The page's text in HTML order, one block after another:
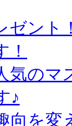
ゼント
気の
♪
向を変